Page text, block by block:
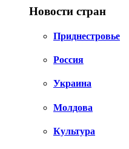
Новости стран
Приднестровье
Россия
Украина
Молдова
Культура